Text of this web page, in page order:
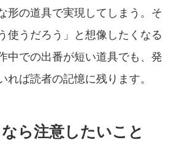
形の道具で実現してしまう。そ
使うだろう」と想像したくなる
中での出番が短い道具でも、発
れば読者の記憶に残ります。
ら注意したいこと